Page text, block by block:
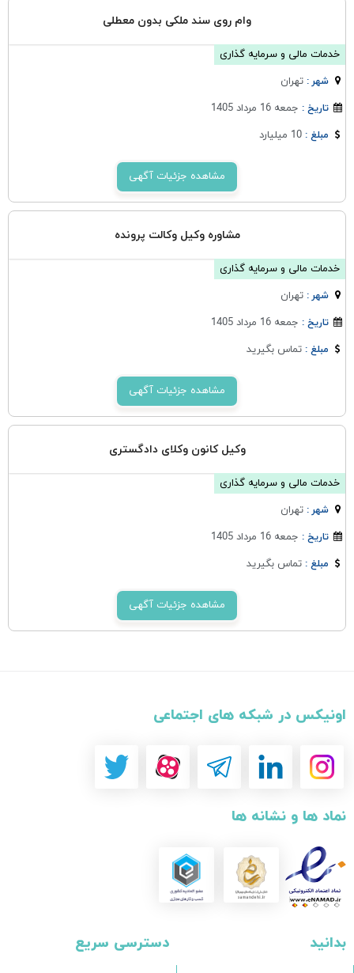
وام روی سند ملکی بدون معطلی
خدمات مالی و سرمایه گذاری
شهر :تهران
تاریخ : جمعه 16 مرداد 1405
مبلغ :10 میلیارد
مشاهده جزئیات آگهی
مشاوره وکیل وکالت پرونده
خدمات مالی و سرمایه گذاری
شهر :تهران
تاریخ : جمعه 16 مرداد 1405
مبلغ :تماس بگیرید
مشاهده جزئیات آگهی
وکیل کانون وکلای دادگستری
خدمات مالی و سرمایه گذاری
شهر :تهران
تاریخ : جمعه 16 مرداد 1405
مبلغ :تماس بگیرید
مشاهده جزئیات آگهی
اونیکس در شبکه های اجتماعی
نماد ها و نشانه ها
دسترسی سریع بدانید